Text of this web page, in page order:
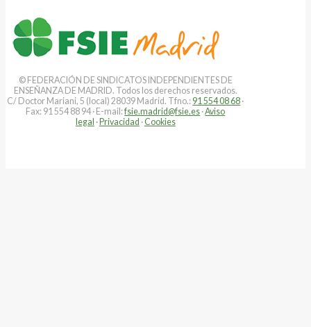
© FEDERACIÓN DE SINDICATOS INDEPENDIENTES DE
ENSEÑANZA DE MADRID. Todos los derechos reservados.
C/ Doctor Mariani, 5 (local) 28039 Madrid. Tfno.: 91 554 08 68 ·
Fax: 91 554 88 94 · E-mail:fsie.madrid@fsie.es ·Aviso
legal ·Privacidad · Cookies